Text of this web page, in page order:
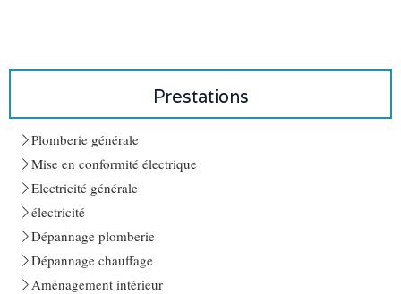
Prestations
Plomberie générale
Mise en conformité électrique
Electricité générale
électricité
Dépannage plomberie
Dépannage chauffage
Aménagement intérieur